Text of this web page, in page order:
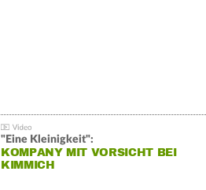
"Eine Kleinigkeit":
KOMPANY MIT VORSICHT BEI
KIMMICH